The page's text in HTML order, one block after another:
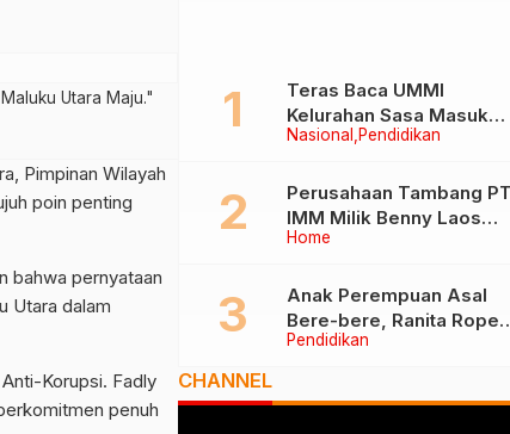
Utara Maju."
Pimpinan Wilayah
poin penting
bahwa pernyataan
Utara dalam
Korupsi. Fadly
penuh
Nasional Pendidikan
Teras Baca UMMI
Kelurahan Sasa Masuk
Tiga Besar Nasional, Tim
Ternate
Home
Perusahaan Tambang
IMM Milik Benny Laos
Diduga Tak Miliki Izin HPH
Pendidikan
Anak Perempuan Asal
Bere-bere, Ranita Rope
Dikukuhkan Sebagai Guru
CHANNEL